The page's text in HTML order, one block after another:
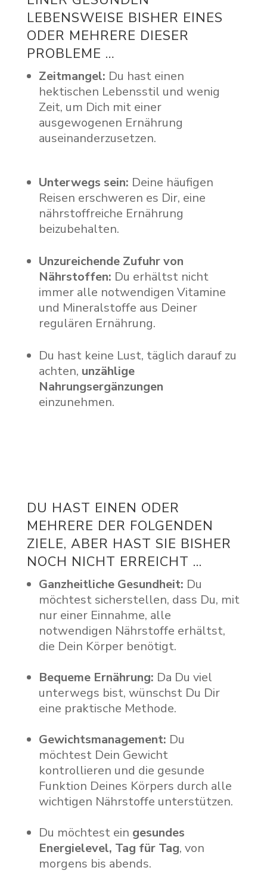
LEBENSWEISE BISHER EINES
ODER MEHRERE DIESER
PROBLEME …
Zeitmangel: Du hast einen
hektischen Lebensstil und wenig
Zeit, um Dich mit einer
ausgewogenen Ernährung
auseinanderzusetzen.
Unterwegs sein: Deine häufigen
Reisen erschweren es Dir, eine
nährstoffreiche Ernährung
beizubehalten.
Unzureichende Zufuhr von
Nährstoffen: Du erhältst nicht
immer alle notwendigen Vitamine
und Mineralstoffe aus Deiner
regulären Ernährung.
Du hast keine Lust, täglich darauf zu
achten, unzählige
Nahrungsergänzungen
einzunehmen.
DU HAST EINEN ODER
MEHRERE DER FOLGENDEN
ZIELE, ABER HAST SIE BISHER
NOCH NICHT ERREICHT ...
Ganzheitliche Gesundheit: Du
möchtest sicherstellen, dass Du, mit
nur einer Einnahme, alle
notwendigen Nährstoffe erhältst,
die Dein Körper benötigt.
Bequeme Ernährung: Da Du viel
unterwegs bist, wünschst Du Dir
eine praktische Methode.
Gewichtsmanagement: Du
möchtest Dein Gewicht
kontrollieren und die gesunde
Funktion Deines Körpers durch alle
wichtigen Nährstoffe unterstützen.
Du möchtest ein gesundes
Energielevel, Tag für Tag, von
morgens bis abends.